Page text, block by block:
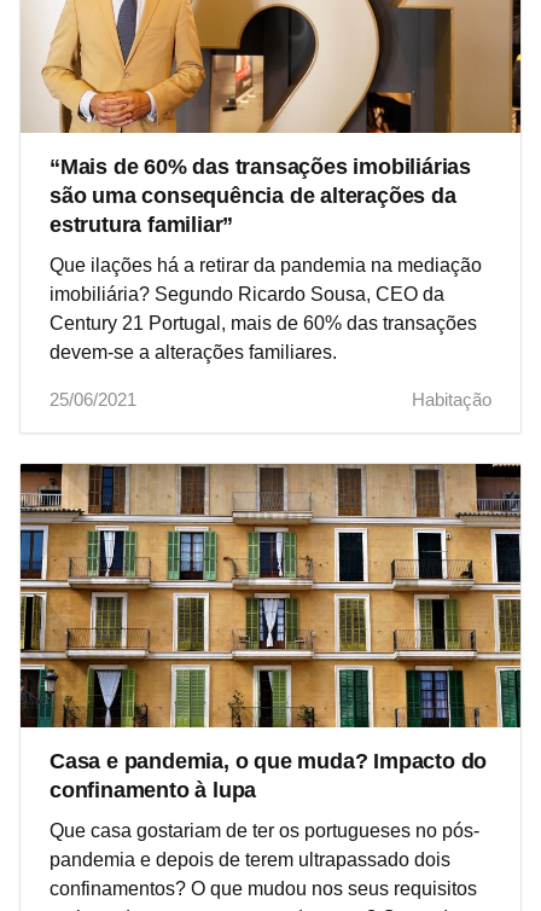
“Mais de 60% das transações imobiliárias
são uma consequência de alterações da
estrutura familiar”
Que ilações há a retirar da pandemia na mediação
imobiliária? Segundo Ricardo Sousa, CEO da
Century 21 Portugal, mais de 60% das transações
devem-se a alterações familiares.
25/06/2021 Habitação
Casa e pandemia, o que muda? Impacto do
confinamento à lupa
Que casa gostariam de ter os portugueses no pós-
pandemia e depois de terem ultrapassado dois
confinamentos? O que mudou nos seus requisitos